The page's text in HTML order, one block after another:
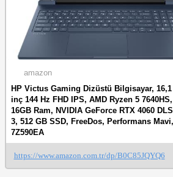
amazon
HP Victus Gaming Dizüstü Bilgisayar, 16,1
inç 144 Hz FHD IPS, AMD Ryzen 5 7640HS,
16GB Ram, NVIDIA GeForce RTX 4060
3, 512 GB SSD, FreeDos, Performans Mavi,
7Z590EA
https://www.amazon.com.tr/dp/B0C85JQYQ6